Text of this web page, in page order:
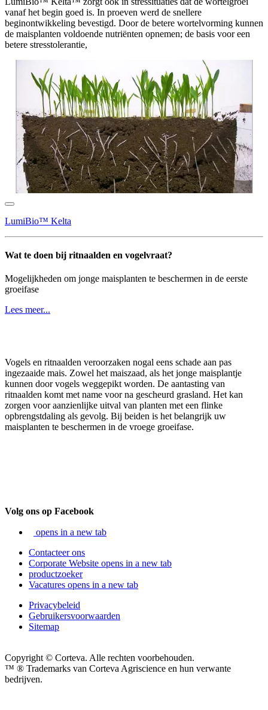
vanaf het begin goed is. In proeven werd de snellere
beginontwikkeling bevestigd. Door de betere wortelvorming kunnen
de maisplanten voldoende nutriënten opnemen; de basis voor een
betere stresstolerantie,
LumiBio™ Kelta
Wat te doen bij ritnaalden en vogelvraat?
Mogelijkheden om jonge maisplanten te beschermen in de eerste
groeifase
Lees meer...
Vogels en ritnaalden veroorzaken nogal eens schade aan pas
ingezaaide mais. Zowel het maiszaad, als het jonge maisplantje
kunnen door vogels weggepikt worden. De aantasting van
ritnaalden komt met name voor na gescheurd grasland. Het kan
zorgen voor aanzienlijke uitval van planten met een flinke
opbrengstdaling als gevolg. Bij beiden is het belangrijk uw
maisplanten te beschermen in de vroege groeifase.
Volg ons op Facebook
opens in a new tab
Contacteer ons
Corporate Website opens in a new tab
productzoeker
Vacatures opens in a new tab
Privacybeleid
Gebruikersvoorwaarden
Sitemap
Copyright © Corteva. Alle rechten voorbehouden.
™ ® Trademarks van Corteva Agriscience en hun verwante
bedrijven.